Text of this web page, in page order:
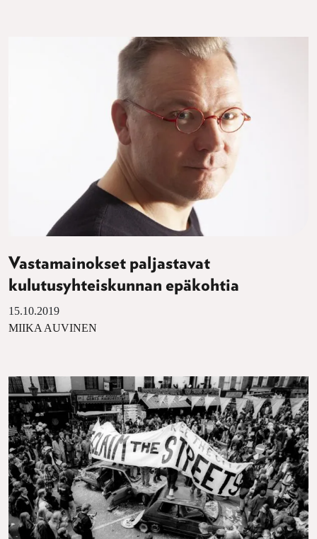
Vastamainokset paljastavat
kulutusyhteiskunnan epäkohtia
15.10.2019
MIIKA AUVINEN